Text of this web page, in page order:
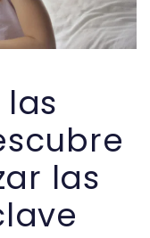
las
las